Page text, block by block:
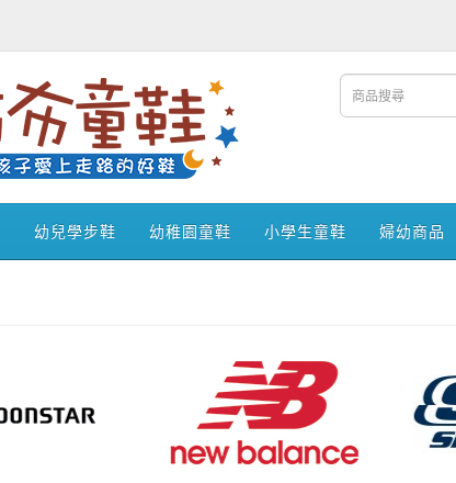
幼兒學步鞋 幼稚園童鞋 小學生童鞋 婦幼商品